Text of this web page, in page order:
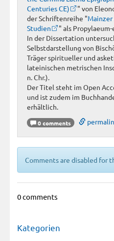
Centuries CE)
" von
der Schriftenreihe "
Studien
" als
In der Dissertation
Selbstdarstellung von
Träger spiritueller und
lateinischen metrischen
n. Chr.).
Der Titel steht im Open
und ist zudem im
erhältlich.
0 comments
Comments are disabled for
0 comments
Kategorien